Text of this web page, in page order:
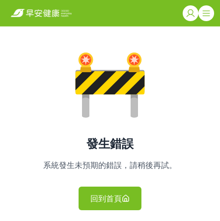
發生錯誤
系統發生未預期的錯誤，請稍後再試。
回到首頁